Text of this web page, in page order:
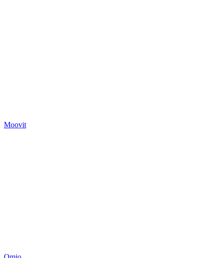
Moovit